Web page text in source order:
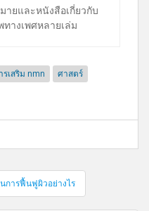
ยและหนังสือเกี่ยวกับ
างเพศหลายเล่ม
รเสริม nmn
ศาสตร์
การฟื้นฟูผิวอย่างไร